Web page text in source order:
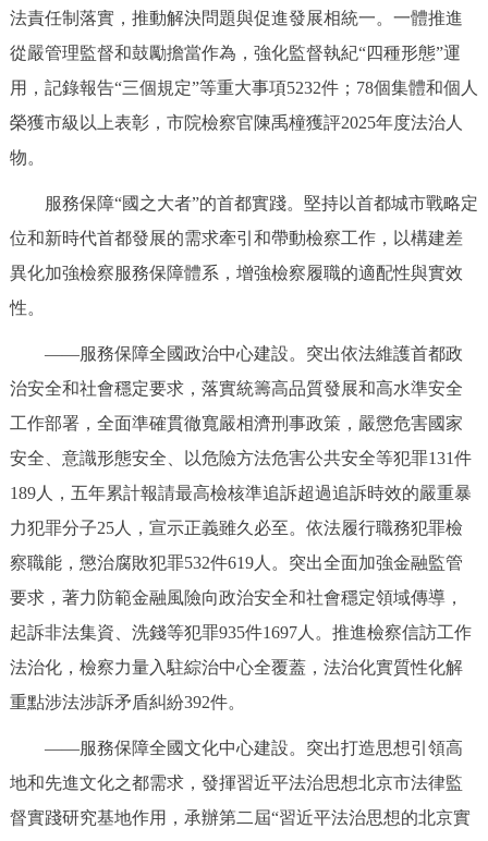
ESPAÑOL العربية PORTUGUÊS
ITALIANO
法責任制落實，推動解決問題與促進發展相統一。一體推進
從嚴管理監督和鼓勵擔當作為，強化監督執紀“四種形態”運
用，記錄報告“三個規定”等重大事項5232件；78個集體和個人
榮獲市級以上表彰，市院檢察官陳禹橦獲評2025年度法治人
物。
服務保障“國之大者”的首都實踐。堅持以首都城市戰略定
位和新時代首都發展的需求牽引和帶動檢察工作，以構建差
異化加強檢察服務保障體系，增強檢察履職的適配性與實效
性。
——服務保障全國政治中心建設。突出依法維護首都政
治安全和社會穩定要求，落實統籌高品質發展和高水準安全
工作部署，全面準確貫徹寬嚴相濟刑事政策，嚴懲危害國家
安全、意識形態安全、以危險方法危害公共安全等犯罪131件
189人，五年累計報請最高檢核準追訴超過追訴時效的嚴重暴
力犯罪分子25人，宣示正義雖久必至。依法履行職務犯罪檢
察職能，懲治腐敗犯罪532件619人。突出全面加強金融監管
要求，著力防範金融風險向政治安全和社會穩定領域傳導，
起訴非法集資、洗錢等犯罪935件1697人。推進檢察信訪工作
法治化，檢察力量入駐綜治中心全覆蓋，法治化實質性化解
重點涉法涉訴矛盾糾紛392件。
——服務保障全國文化中心建設。突出打造思想引領高
地和先進文化之都需求，發揮習近平法治思想北京市法律監
督實踐研究基地作用，承辦第二屆“習近平法治思想的北京實